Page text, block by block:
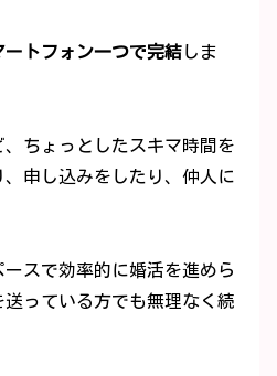
ートフォン一つで完結しま
ちょっとしたスキマ時間を
申し込みをしたり、仲人に
スで効率的に婚活を進めら
っている方でも無理なく続